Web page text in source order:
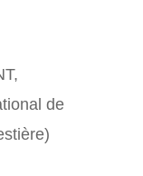
de